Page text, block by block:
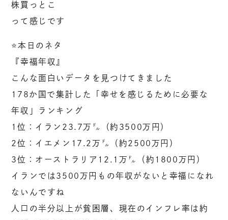
株買っとこ
って感じです
⭐️本日のネタ
『幸福年収』
こんな面白いデータを見つけてきました
178か国で集計した「幸せを感じるために必要な
年収」ランキング
1位：イラン23.7万㌦（約3500万円）
2位：イエメン17.2万㌦（約2500万円）
3位：オーストラリア12.1万㌦（約1800万円）
イランでは3500万円もの年収がないと幸福になれ
ないんですね
人口の半分以上が貧困層、現在のインフレ率は約